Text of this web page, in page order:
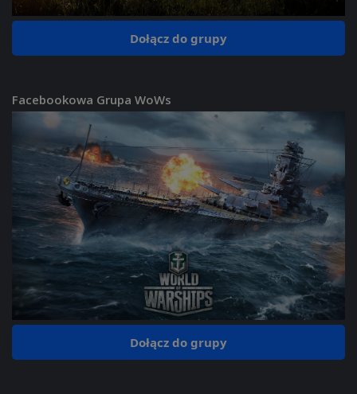
Dołącz do grupy
Facebookowa Grupa WoWs
Dołącz do grupy